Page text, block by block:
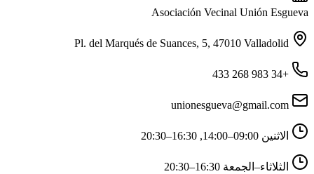
Asociación Vecinal Unión Esgueva
Pl. del Marqués de Suances, 5, 47010 Valladolid
+34 983 268 433
unionesgueva@gmail.com
الاثنين 09:00–14:00, 16:30–20:30
الثلاثاء–الجمعة 16:30–20:30